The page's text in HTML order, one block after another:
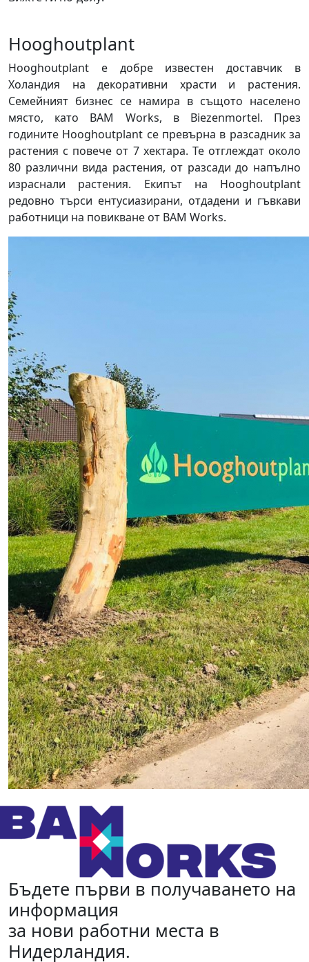
Hooghoutplant
Hooghoutplant е добре известен доставчик в
Холандия на декоративни храсти и растения.
Семейният бизнес се намира в същото населено
място, като BAM Works, в Biezenmortel. През
годините Hooghoutplant се превърна в разсадник за
растения с повече от 7 хектара. Те отглеждат около
80 различни вида растения, от разсади до напълно
израснали растения. Екипът на Hooghoutplant
редовно търси ентусиазирани, отдадени и гъвкави
работници на повикване от BAM Works.
Бъдете първи в получаването на
информация
за нови работни места в
Нидерландия.